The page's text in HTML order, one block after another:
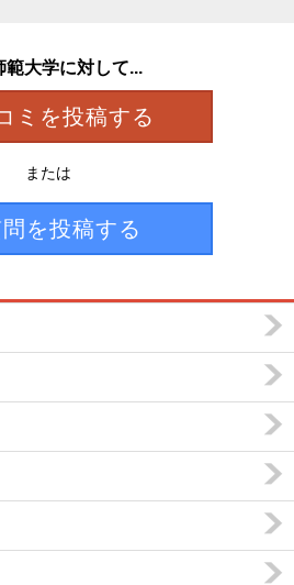
範大学に対して...
ミを投稿する
または
を投稿する